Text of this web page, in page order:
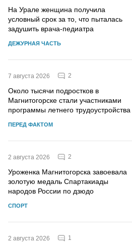
На Урале женщина получила
условный срок за то, что пыталась
задушить врача-педиатра
ДЕЖУРНАЯ ЧАСТЬ
7 августа 2026 2
Около тысячи подростков в
Магнитогорске стали участниками
программы летнего трудоустройства
ПЕРЕД ФАКТОМ
2 августа 2026 2
Уроженка Магнитогорска завоевала
золотую медаль Спартакиады
народов России по дзюдо
СПОРТ
2 августа 2026 1